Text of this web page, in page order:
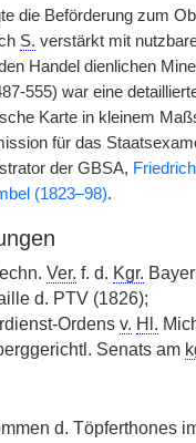
die Beförderung zum
S. verstärkt mit
Handel dienlichen
555) war eine
Karte in kleinem
für das
der GBSA, Friedrich
(1823–98).
Ver. f. d. Kgr.
d. PTV (1826);
Ordens v. Hl.
Senats am
d. Töpferthones